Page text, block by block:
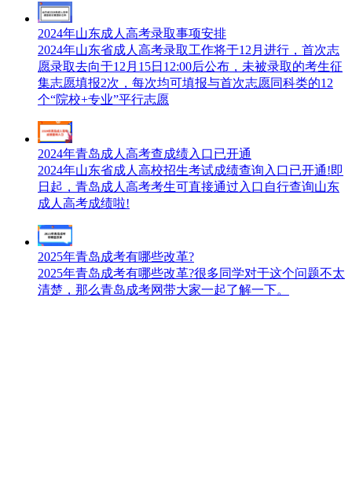
2024年山东成人高考录取事项安排
2024年山东省成人高考录取工作将于12月进行，首次志
愿录取去向于12月15日12:00后公布，未被录取的考生征
集志愿填报2次，每次均可填报与首次志愿同科类的12
个“院校+专业”平行志愿
2024年青岛成人高考查成绩入口已开通
2024年山东省成人高校招生考试成绩查询入口已开通!即
日起，青岛成人高考考生可直接通过入口自行查询山东
成人高考成绩啦!
2025年青岛成考有哪些改革?
2025年青岛成考有哪些改革?很多同学对于这个问题不太
清楚，那么青岛成考网带大家一起了解一下。